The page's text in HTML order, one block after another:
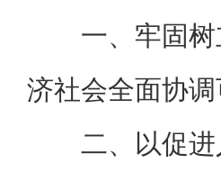
一、牢固
济社会全面协
二、以促